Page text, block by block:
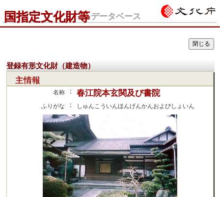
国指定文化財等データベース
登録有形文化財（建造物）
主情報
名称 ： 春江院本玄関及び書院
ふりがな ： しゅんこういんほんげんかんおよびしょいん